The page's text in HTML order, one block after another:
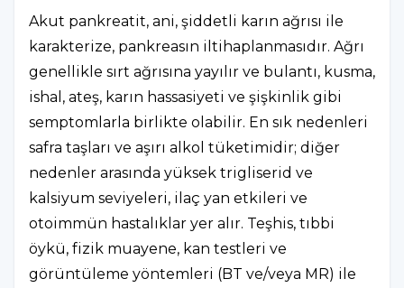
Akut pankreatit, ani, şiddetli karın ağrısı ile
karakterize, pankreasın iltihaplanmasıdır. Ağrı
genellikle sırt ağrısına yayılır ve bulantı, kusma,
ishal, ateş, karın hassasiyeti ve şişkinlik gibi
semptomlarla birlikte olabilir. En sık nedenleri
safra taşları ve aşırı alkol tüketimidir; diğer
nedenler arasında yüksek trigliserid ve
kalsiyum seviyeleri, ilaç yan etkileri ve
otoimmün hastalıklar yer alır. Teşhis, tıbbi
öykü, fizik muayene, kan testleri ve
görüntüleme yöntemleri (BT ve/veya MR) ile